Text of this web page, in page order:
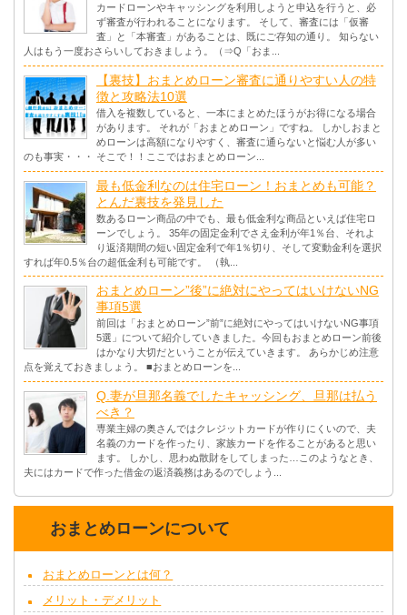
カードローンやキャッシングを利用しようと申込を行うと、必
ず審査が行われることになります。 そして、審査には「仮審
査」と「本審査」があることは、既にご存知の通り。 知らない
人はもう一度おさらいしておきましょう。（⇒Q「おま...
【裏技】おまとめローン審査に通りやすい人の特
徴と攻略法10選
借入を複数していると、一本にまとめたほうがお得になる場合
があります。 それが「おまとめローン」ですね。 しかしおまと
めローンは高額になりやすく、審査に通らないと悩む人が多い
のも事実・・・ そこで！！ここではおまとめローン...
最も低金利なのは住宅ローン！おまとめも可能？
とんだ裏技を発見した
数あるローン商品の中でも、最も低金利な商品といえば住宅ロ
ーンでしょう。 35年の固定金利でさえ金利が年1％台、それよ
り返済期間の短い固定金利で年1％切り、そして変動金利を選択
すれば年0.5％台の超低金利も可能です。 （執...
おまとめローン”後”に絶対にやってはいけないNG
事項5選
前回は「おまとめローン”前”に絶対にやってはいけないNG事項
5選」について紹介していきました。今回もおまとめローン前後
はかなり大切だということが伝えていきます。 あらかじめ注意
点を覚えておきましょう。 ■おまとめローンを...
Q.妻が旦那名義でしたキャッシング、旦那は払う
べき？
専業主婦の奥さんではクレジットカードが作りにくいので、夫
名義のカードを作ったり、家族カードを作ることがあると思い
ます。 しかし、思わぬ散財をしてしまった…このようなとき、
夫にはカードで作った借金の返済義務はあるのでしょう...
おまとめローンについて
おまとめローンとは何？
メリット・デメリット